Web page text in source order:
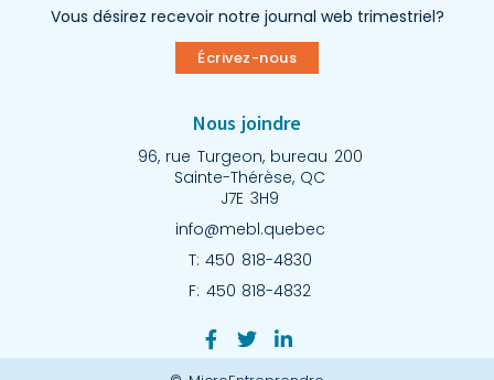
Vous désirez recevoir notre journal web trimestriel?
Écrivez-nous
Nous joindre
96, rue Turgeon, bureau 200
Sainte-Thérèse, QC
J7E 3H9
info@mebl.quebec
T: 450 818-4830
F: 450 818-4832